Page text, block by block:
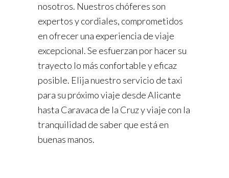
nosotros. Nuestros chóferes son
expertos y cordiales, comprometidos
en ofrecer una experiencia de viaje
excepcional. Se esfuerzan por hacer su
trayecto lo más confortable y eficaz
posible. Elija nuestro servicio de taxi
para su próximo viaje desde Alicante
hasta Caravaca de la Cruz y viaje con la
tranquilidad de saber que está en
buenas manos.